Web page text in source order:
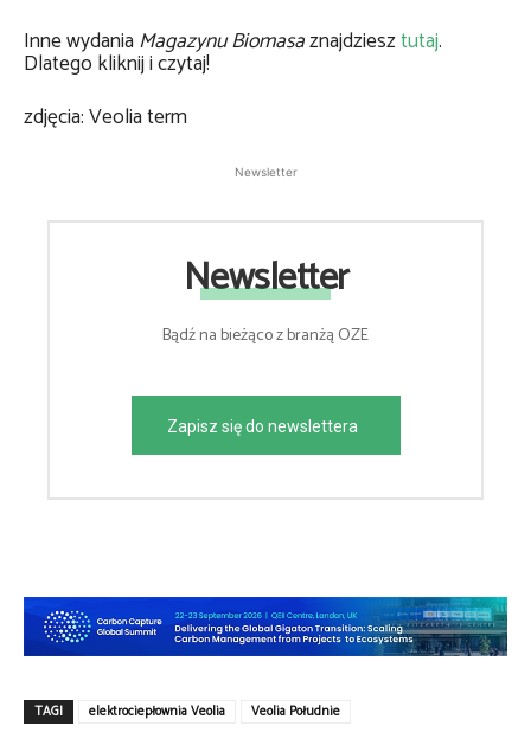
Inne wydaniaMagazynu Biomasaznajdziesztutaj.
Dlatego kliknij i czytaj!
zdjęcia: Veolia term
Newsletter
Newsletter
Bądź na bieżąco z branżą OZE
Zapisz się do newslettera
TAGI elektrociepłownia Veolia Veolia Południe